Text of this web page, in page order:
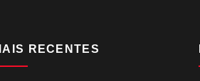
RECENTES